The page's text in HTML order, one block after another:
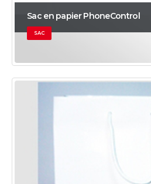
Sac en papier PhoneControl
SAC